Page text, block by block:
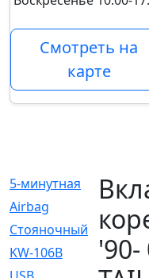
Смотреть на
карте
5-минутная
Airbag
Cтояночный
KW-106B
'90-